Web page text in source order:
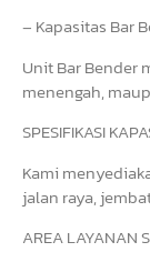
– Kapasitas Bar
Unit Bar Bender
menengah,
SPESIFIKASI
Kami
jalan raya,
AREA LAYANAN